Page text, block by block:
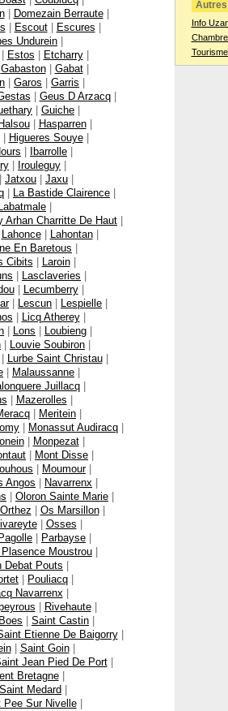
Info
| Domezain Berraute|
| Escout| Escures |
Undurein |
Estos | Etcharry|
Gabaston| Gabat|
| Garos | Garris |
| Geus D Arzacq|
| Guiche |
| Hasparren|
| Higueres Souye|
| Ibarrolle |
| Irouleguy |
| Jatxou | Jaxu |
| La Bastide Clairence |
|
Arhan Charritte De Haut |
Lahonce| Lahontan|
En Baretous |
Cibits | Laroin|
| Lasclaveries |
| Lecumberry|
| Lescun | Lespielle |
| Licq Atherey|
| Lons | Loubieng |
| Louvie Soubiron |
Lurbe Saint Christau|
| Malaussanne |
Juillacq|
| Mazerolles |
| Meritein |
| Monassut Audiracq |
| Monpezat|
| Mont Disse |
| Moumour|
Angos | Navarrenx |
| Oloron Sainte Marie |
Orthez | Os Marsillon|
| Osses |
| Parbayse |
Moustrou |
Debat Pouts |
| Pouliacq |
Navarrenx |
| Rivehaute|
| Saint Castin |
Etienne De Baigorry|
| Saint Goin|
Jean Pied De Port|
Bretagne|
Saint Medard |
Pee Sur Nivelle|